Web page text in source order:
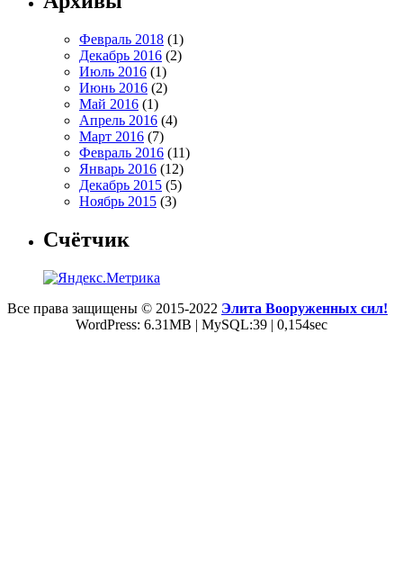
Февраль 2018 (1)
Декабрь 2016 (2)
Июль 2016 (1)
Июнь 2016 (2)
Май 2016 (1)
Апрель 2016 (4)
Март 2016 (7)
Февраль 2016 (11)
Январь 2016 (12)
Декабрь 2015 (5)
Ноябрь 2015 (3)
Счётчик
Все права защищены © 2015-2022 Элита Вооруженных сил!
WordPress: 6.31MB | MySQL:39 | 0,154sec